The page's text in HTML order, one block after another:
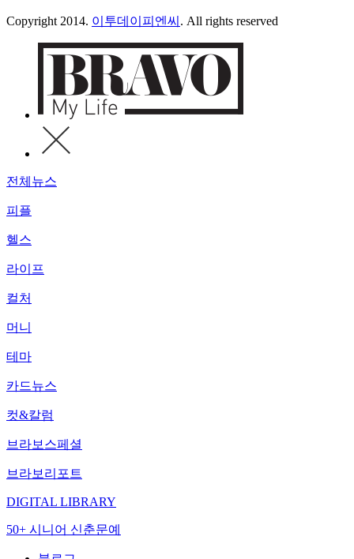
Copyright 2014. 이투데이피엔씨 . All rights reserved
전체뉴스
피플
헬스
라이프
컬처
머니
테마
카드뉴스
컷&칼럼
브라보스페셜
브라보리포트
DIGITAL LIBRARY
50+ 시니어 신춘문예